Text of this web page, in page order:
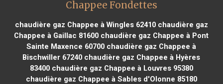
Chappee Fondettes
chaudière gaz Chappee à Wingles 62410chaudière gaz
Chappee à Gaillac 81600 chaudière gaz Chappee à Pont
Sainte Maxence 60700 chaudière gaz Chappee à
Bischwiller 67240 chaudière gaz Chappee à Hyères
83400chaudière gaz Chappee à Louvres 95380
chaudière gaz Chappee à Sables d'Olonne 85180